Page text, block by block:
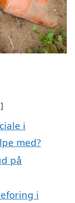
i
med?
på
i